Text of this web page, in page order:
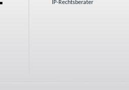
IP-Rechtsberater